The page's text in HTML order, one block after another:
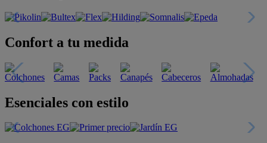
Confort a tu medida
Esenciales con estilo